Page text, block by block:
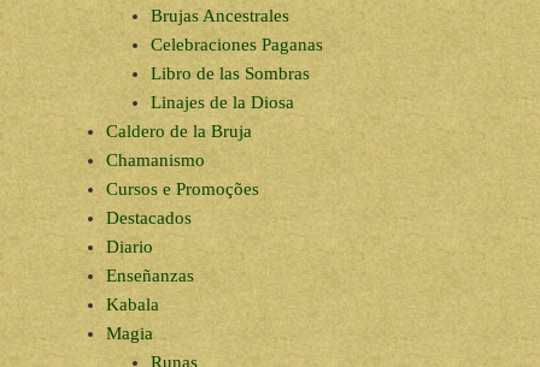
Brujas Ancestrales
Celebraciones Paganas
Libro de las Sombras
Linajes de la Diosa
Caldero de la Bruja
Chamanismo
Cursos e Promoções
Destacados
Diario
Enseñanzas
Kabala
Magia
Runas